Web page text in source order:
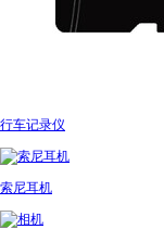
行车记录仪
索尼耳机